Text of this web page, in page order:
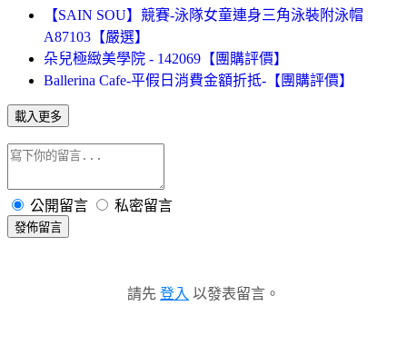
【SAIN SOU】競賽-泳隊女童連身三角泳裝附泳帽
A87103【嚴選】
朵兒極緻美學院 - 142069【團購評價】
Ballerina Cafe-平假日消費金額折抵-【團購評價】
載入更多
公開留言 私密留言
發佈留言
請先 登入 以發表留言。